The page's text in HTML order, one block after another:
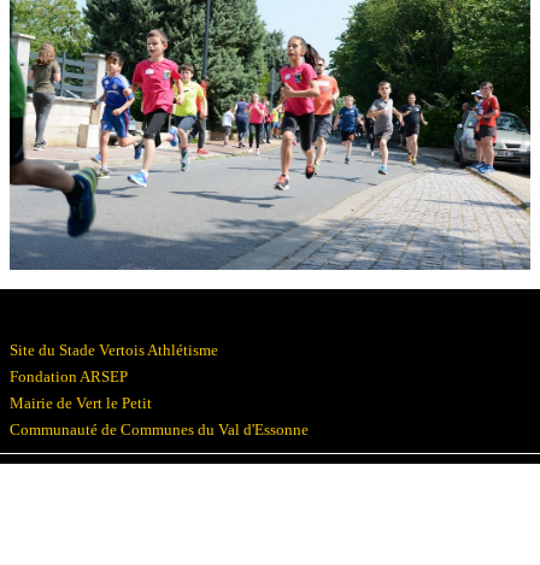
Résultats
Devenez bénévoles
Partenaires
Photos▼
Site du Stade Vertois Athlétisme
Fondation ARSEP
Mairie de Vert le Petit
Communauté de Communes du Val d'Essonne